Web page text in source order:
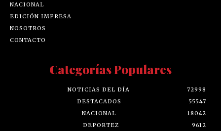
NACIONAL
EDICIÓN IMPRESA
NOSOTROS
CONTACTO
Categorías Populares
NOTICIAS DEL DÍA
72998
DESTACADOS
55547
NACIONAL
18042
DEPORTEZ
9612